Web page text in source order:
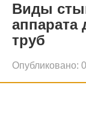
Виды
аппарата
труб
Опубликовано: